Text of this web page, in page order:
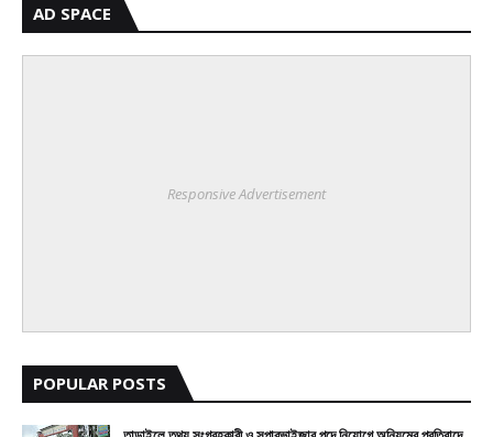
AD SPACE
Responsive Advertisement
POPULAR POSTS